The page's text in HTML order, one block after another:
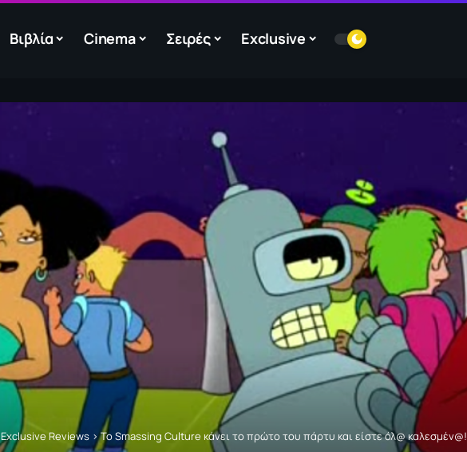
Βιβλία Cinema Σειρές Exclusive
Exclusive Reviews >Το Smassing Culture κάνει το πρώτο του πάρτυ και είστε όλ@ καλεσμέν@!